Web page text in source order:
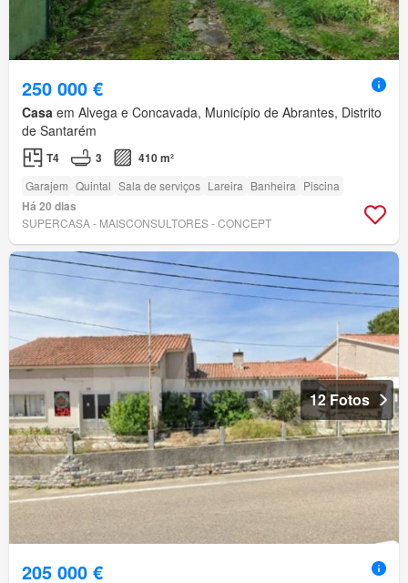
250 000 €
Casa em Alvega e Concavada, Município de Abrantes, Distrito
de Santarém
T4 3 410 m²
Garajem Quintal Sala de serviços Lareira Banheira Piscina
Há 20 dias
SUPERCASA - MAISCONSULTORES - CONCEPT
12 Fotos
205 000 €